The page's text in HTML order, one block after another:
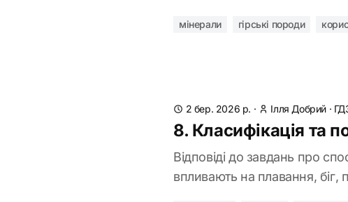
мінерали гірські породи
2 бер. 2026 р. · Ілля Добрий ·
8. Класифікація та
Відповіді до завдань про
впливають на плавання, біг,